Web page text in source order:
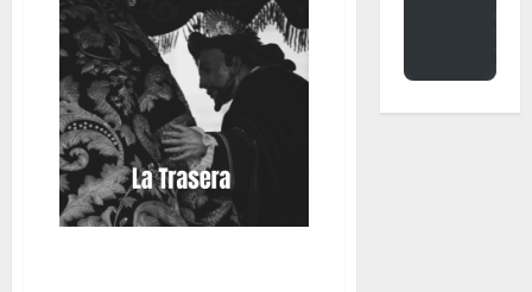
«¿Estamos
preparados?»